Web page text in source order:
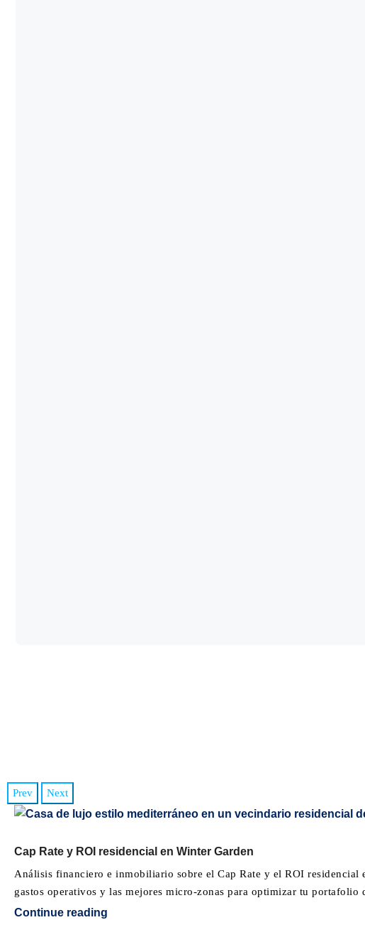
Prev Next
Cap Rate y ROI residencial en Winter Garden
Análisis financiero e inmobiliario sobre el Cap Rate y el ROI residencial
gastos operativos y las mejores micro-zonas para optimizar tu
Continue reading